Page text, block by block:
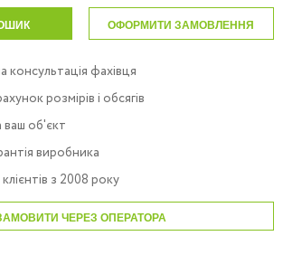
ОФОРМИТИ ЗАМОВЛЕННЯ
консультація фахівця
розмірів і обсягів
об'єкт
виробника
з 2008 року
ЧЕРЕЗ ОПЕРАТОРА